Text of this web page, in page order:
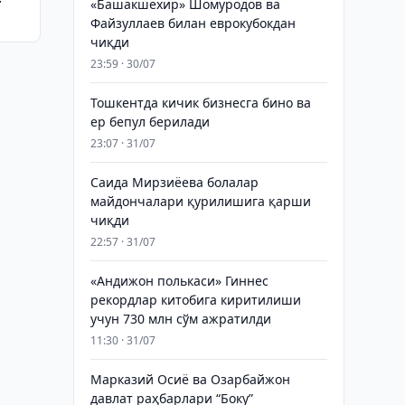
«Башакшехир» Шомуродов ва
Файзуллаев билан еврокубокдан
чиқди
23:59 · 30/07
Тошкентда кичик бизнесга бино ва
ер бепул берилади
23:07 · 31/07
Саида Мирзиёева болалар
майдончалари қурилишига қарши
чиқди
22:57 · 31/07
«Андижон полькаси» Гиннес
рекордлар китобига киритилиши
учун 730 млн сўм ажратилди
11:30 · 31/07
Марказий Осиё ва Озарбайжон
давлат раҳбарлари “Боку”